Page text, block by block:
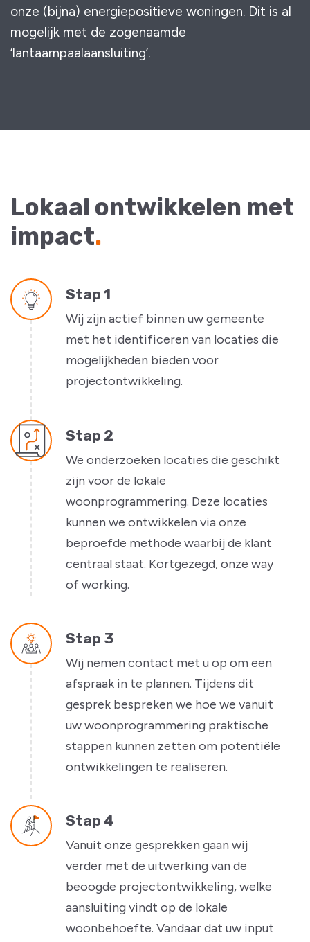
onze (bijna) energiepositieve woningen. Dit is al
mogelijk met de zogenaamde
‘lantaarnpaalaansluiting’.
Lokaal ontwikkelen met
impact.
Stap 1
Wij zijn actief binnen uw gemeente
met het identificeren van locaties die
mogelijkheden bieden voor
projectontwikkeling.
Stap 2
We onderzoeken locaties die geschikt
zijn voor de lokale
woonprogrammering. Deze locaties
kunnen we ontwikkelen via onze
beproefde methode waarbij de klant
centraal staat. Kortgezegd, onze way
of working.
Stap 3
Wij nemen contact met u op om een
afspraak in te plannen. Tijdens dit
gesprek bespreken we hoe we vanuit
uw woonprogrammering praktische
stappen kunnen zetten om potentiële
ontwikkelingen te realiseren.
Stap 4
Vanuit onze gesprekken gaan wij
verder met de uitwerking van de
beoogde projectontwikkeling, welke
aansluiting vindt op de lokale
woonbehoefte. Vandaar dat uw input